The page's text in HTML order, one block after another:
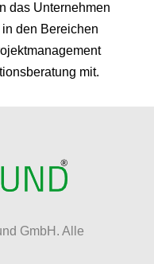
das Unternehmen
den Bereichen
mit.
GmbH. Alle